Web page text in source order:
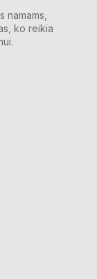
ko reikia